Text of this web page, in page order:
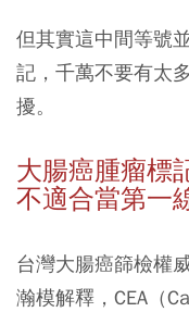
但其實這中間等號
記，千萬不要有太
擾。
大腸癌腫瘤標
不適合當第一
台灣大腸癌篩檢權
瀚模解釋，CEA（